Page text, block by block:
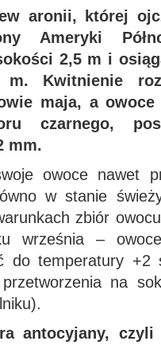
aronii, której
Ameryki
2,5 m i
m. Kwitnienie
maja, a
czarnego,
mm.
owoce nawet
w stanie
zbiór
września –
do temperatury
na
antocyjany, czyli